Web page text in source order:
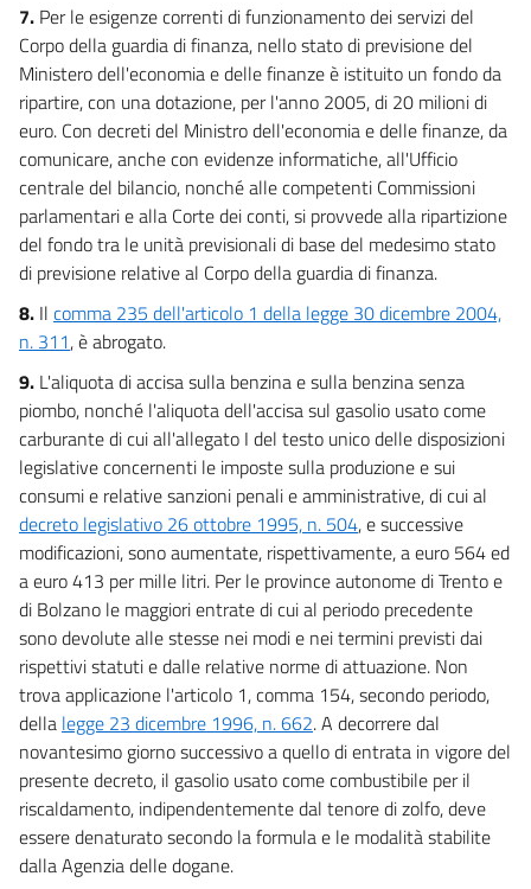
7. Per le esigenze correnti di funzionamento dei servizi del
Corpo della guardia di finanza, nello stato di previsione del
Ministero dell'economia e delle finanze è istituito un fondo da
ripartire, con una dotazione, per l'anno 2005, di 20 milioni di
euro. Con decreti del Ministro dell'economia e delle finanze, da
comunicare, anche con evidenze informatiche, all'Ufficio
centrale del bilancio, nonché alle competenti Commissioni
parlamentari e alla Corte dei conti, si provvede alla ripartizione
del fondo tra le unità previsionali di base del medesimo stato
di previsione relative al Corpo della guardia di finanza.
8. Il comma 235 dell'articolo 1 della legge 30 dicembre 2004,
n. 311, è abrogato.
9. L'aliquota di accisa sulla benzina e sulla benzina senza
piombo, nonché l'aliquota dell'accisa sul gasolio usato come
carburante di cui all'allegato I del testo unico delle disposizioni
legislative concernenti le imposte sulla produzione e sui
consumi e relative sanzioni penali e amministrative, di cui al
decreto legislativo 26 ottobre 1995, n. 504, e successive
modificazioni, sono aumentate, rispettivamente, a euro 564 ed
a euro 413 per mille litri. Per le province autonome di Trento e
di Bolzano le maggiori entrate di cui al periodo precedente
sono devolute alle stesse nei modi e nei termini previsti dai
rispettivi statuti e dalle relative norme di attuazione. Non
trova applicazione l'articolo 1, comma 154, secondo periodo,
della legge 23 dicembre 1996, n. 662. A decorrere dal
novantesimo giorno successivo a quello di entrata in vigore del
presente decreto, il gasolio usato come combustibile per il
riscaldamento, indipendentemente dal tenore di zolfo, deve
essere denaturato secondo la formula e le modalità stabilite
dalla Agenzia delle dogane.